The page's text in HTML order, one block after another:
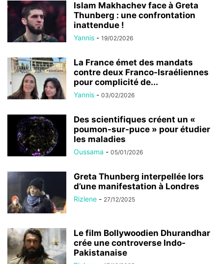
Islam Makhachev face à Greta
Thunberg : une confrontation
inattendue !
Yannis - 19/02/2026
La France émet des mandats
contre deux Franco-Israéliennes
pour complicité de...
Yannis - 03/02/2026
Des scientifiques créent un «
poumon-sur-puce » pour étudier
les maladies
Oussama - 05/01/2026
Greta Thunberg interpellée lors
d’une manifestation à Londres
Rizlene - 27/12/2025
Le film Bollywoodien Dhurandhar
crée une controverse Indo-
Pakistanaise